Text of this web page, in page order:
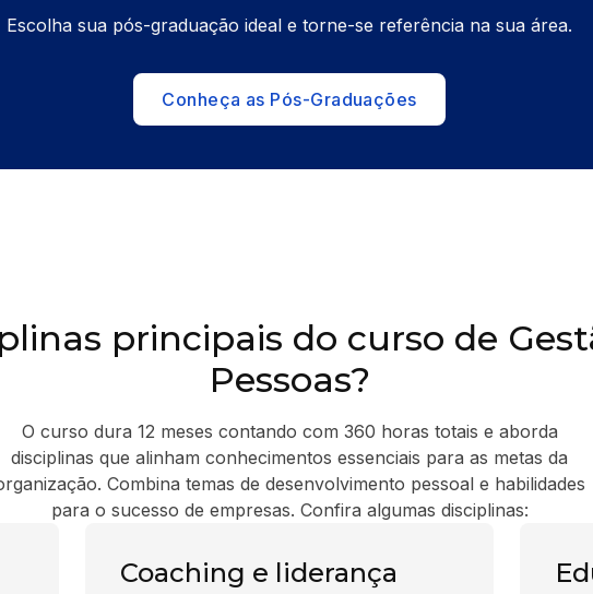
Escolha sua pós-graduação ideal e torne-se referência na sua área.
Conheça as Pós-Graduações
principais do curso de
Pessoas?
O curso dura 12 meses contando com 360 horas totais e aborda
disciplinas que alinham conhecimentos essenciais para as metas da
Combina temas de desenvolvimento pessoal e habilidades
para o sucesso de empresas. Confira algumas disciplinas:
Coaching e liderança